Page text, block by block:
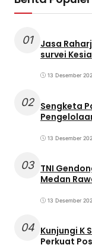
01
Jasa
survei
13 Desember
02 Sengketa
13 Desember
03 TNI
Medan
13 Desember
04 Kunjungi K
Perkuat